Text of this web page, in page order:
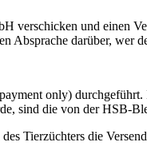
verschicken und einen
Absprache darüber, wer
only)
sind die von der HSB-
Tierzüchters die